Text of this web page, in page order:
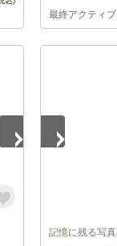
最終アクティ
記憶に残る写